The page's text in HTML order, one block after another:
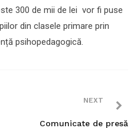
300 de mii de lei vor fi puse
din clasele primare prin
psihopedagogică.
NEXT
Comunicate de presă